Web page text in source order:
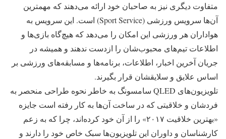
متفاوت دیگری نیز به صاحبان خود ارائه می‌دهند که مهمترین
آن‌ها سرویس ورزشی (Sport Service) است. این سرویس به
هواداران هر ورزشی این امکان را می‌دهد که هیچ‌گاه بازی‌ها و
اطلاعات تیم‌های محبوب‌شان را ازدست ندهند و همیشه در
جریان آخرین اخبار، اطلاعات، برنامه‌ها و مسابقه‌های ورزشی بر
اساس علایق و سلایقشان قرار بگیرند.
تلویزیون‌های QLED سامسونگ به خاطر نحوه طراحی منحصر به
فردشان و خلاقیتی که در ساخت آن‌ها به کار رفته است جایزه
«بهترین خلاقیت ۲۰۱۷» را از آن خود کرده‌اند، چرا که به زعم
کارشناسان و داوران این تلویزیون‌ها سبک خاص خود را دارند و